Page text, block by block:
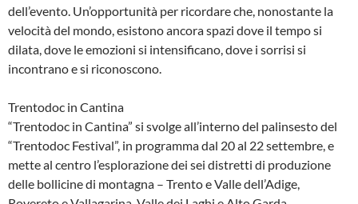
dell’evento. Un’opportunità per ricordare che, nonostante la
velocità del mondo, esistono ancora spazi dove il tempo si
dilata, dove le emozioni si intensificano, dove i sorrisi si
incontrano e si riconoscono.
Trentodoc in Cantina
“Trentodoc in Cantina” si svolge all’interno del palinsesto del
“Trentodoc Festival”, in programma dal 20 al 22 settembre, e
mette al centro l’esplorazione dei sei distretti di produzione
delle bollicine di montagna – Trento e Valle dell’Adige,